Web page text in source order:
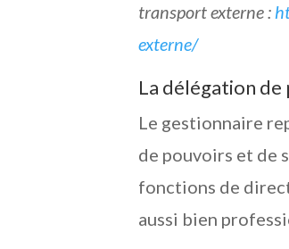
transport externe :
externe/
La délégation
Le gestionnaire
de pouvoirs et de
fonctions de
aussi bien